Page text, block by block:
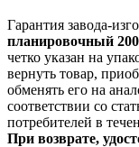
Гарантия завода-
планировочный
четко указан на
вернуть товар,
обменять его на
соответствии со
потребителей в
При возврате,